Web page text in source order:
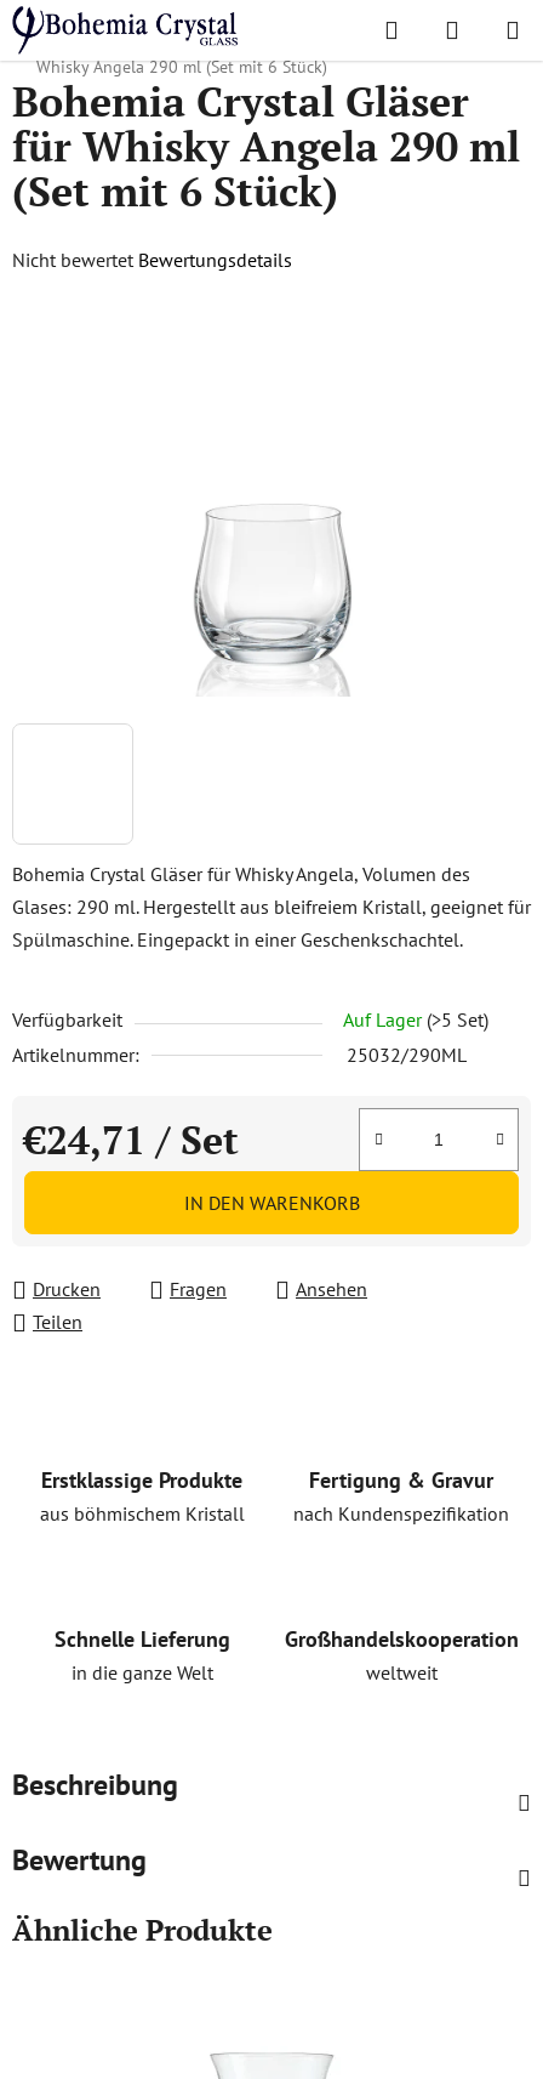
Zum
Inhalt
springen
Suchen
Startseite
/ Lieblingskollektionen /
Bohemia Crystal Gläser für
Whisky Angela 290 ml (Set mit 6 Stück)
Bohemia Crystal Gläser für Whisky Angela, Volumen des
Glases: 290 ml. Hergestellt aus bleifreiem Kristall, geeignet für
Spülmaschine. Eingepackt in einer Geschenkschachtel.
Verfügbarkeit Auf Lager (>5 Set)
Artikelnummer:
25032/290ML
€24,71 / Set
Verkaufspreis:
IN DEN WARENKORB
Drucken Fragen
Ansehen
Teilen
Bohemia Crystal Gläser
für Whisky Angela 290 ml
(Set mit 6 Stück)
Die
Nicht bewertet Bewertungsdetails
Erstklassige Produkte
aus böhmischem Kristall
Fertigung & Gravur
nach Kundenspezifikation
Schnelle Lieferung
in die ganze Welt
Großhandelskooperation
weltweit
Beschreibung
Bewertung
Ähnliche Produkte